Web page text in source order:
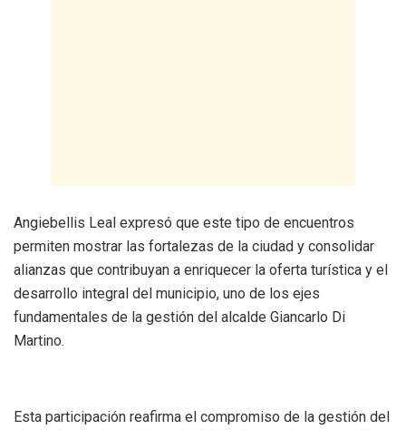
Angiebellis Leal expresó que este tipo de encuentros
permiten mostrar las fortalezas de la ciudad y consolidar
alianzas que contribuyan a enriquecer la oferta turística y el
desarrollo integral del municipio, uno de los ejes
fundamentales de la gestión del alcalde Giancarlo Di
Martino.
Esta participación reafirma el compromiso de la gestión del